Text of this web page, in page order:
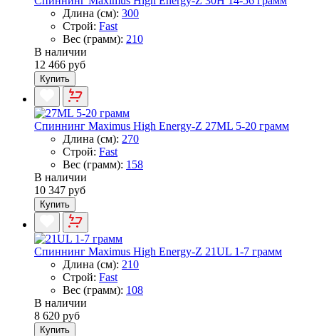
Длина (см): 300
Строй: Fast
Вес (грамм): 210
В наличии
12 466 руб
Купить
Спиннинг Maximus High Energy-Z 27ML 5-20 грамм
Длина (см): 270
Строй: Fast
Вес (грамм): 158
В наличии
10 347 руб
Купить
Спиннинг Maximus High Energy-Z 21UL 1-7 грамм
Длина (см): 210
Строй: Fast
Вес (грамм): 108
В наличии
8 620 руб
Купить